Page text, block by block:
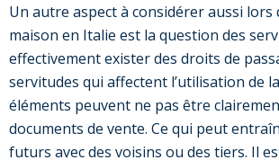
Un autre aspect à considérer aussi lors
maison en Italie est la question des
effectivement exister des droits de
servitudes qui affectent l’utilisation de
éléments peuvent ne pas être
documents de vente. Ce qui peut
futurs avec des voisins ou des tiers. Il